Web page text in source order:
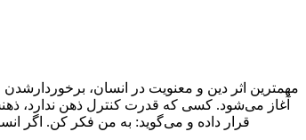
مهمترین اثر دین و معنویت در انسان،
آغاز می‌شود. کسی که قدرت کنترل ذهن ندارد،
قرار داده و می‌گوید: به من فکر کن. اگر